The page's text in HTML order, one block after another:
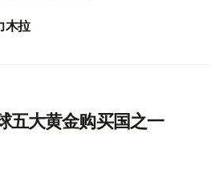
木拉
五大黄金购买国之一